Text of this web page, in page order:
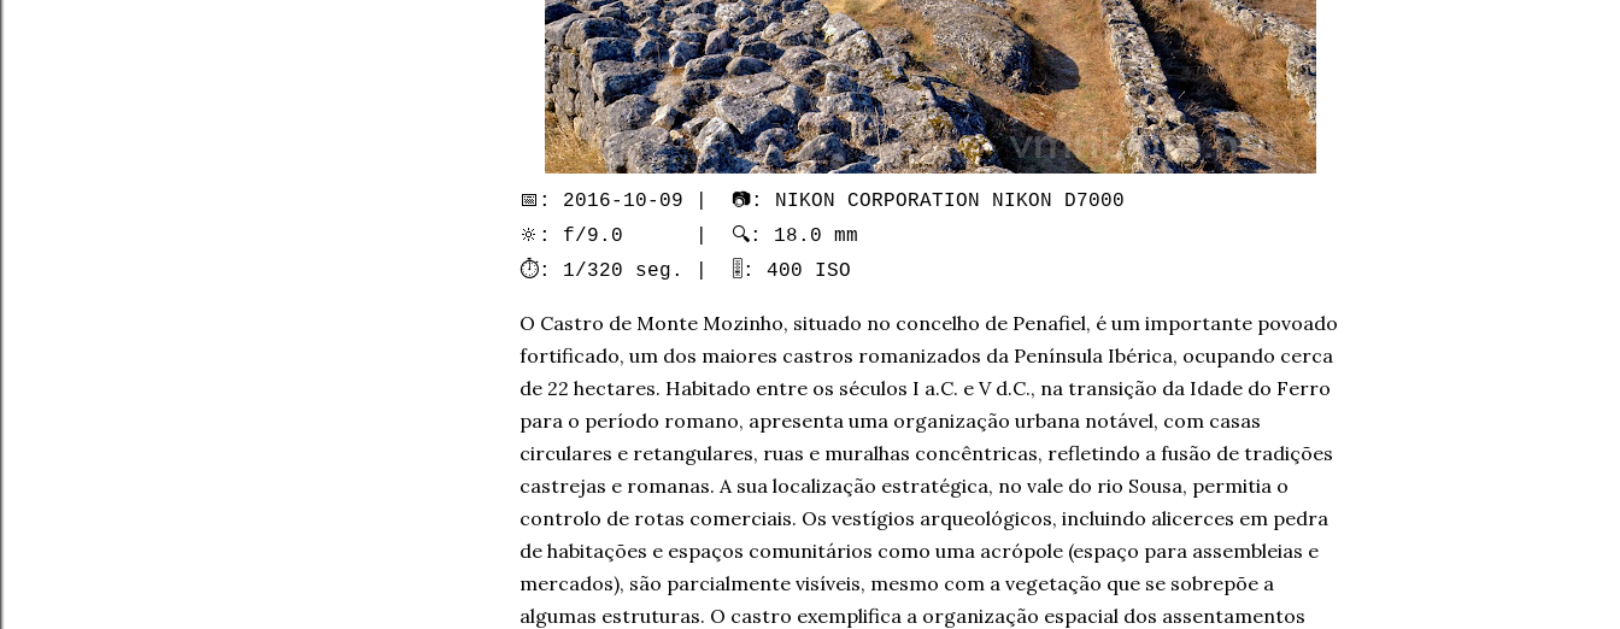
📅: 2016-10-09 | 📷: NIKON CORPORATION NIKON D7000
🔆: f/9.0 | 🔍: 18.0 mm
⏱️: 1/320 seg. | 🎚️: 400 ISO
O Castro de Monte Mozinho, situado no concelho de Penafiel, é um importante povoado
fortificado, um dos maiores castros romanizados da Península Ibérica, ocupando cerca
de 22 hectares. Habitado entre os séculos I a.C. e V d.C., na transição da Idade do Ferro
para o período romano, apresenta uma organização urbana notável, com casas
circulares e retangulares, ruas e muralhas concêntricas, refletindo a fusão de tradições
castrejas e romanas. A sua localização estratégica, no vale do rio Sousa, permitia o
controlo de rotas comerciais. Os vestígios arqueológicos, incluindo alicerces em pedra
de habitações e espaços comunitários como uma acrópole (espaço para assembleias e
mercados), são parcialmente visíveis, mesmo com a vegetação que se sobrepõe a
algumas estruturas. O castro exemplifica a organização espacial dos assentamentos